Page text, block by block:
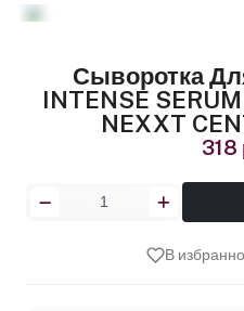
Сыворотка
INTENSE
NEXXT
318
В